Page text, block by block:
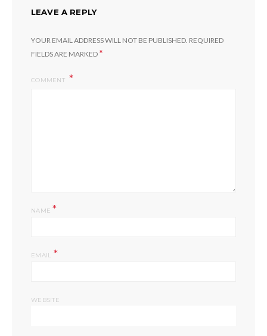
LEAVE A REPLY
YOUR EMAIL ADDRESS WILL NOT BE PUBLISHED. REQUIRED
FIELDS ARE MARKED*
COMMENT
NAME*
EMAIL *
WEBSITE